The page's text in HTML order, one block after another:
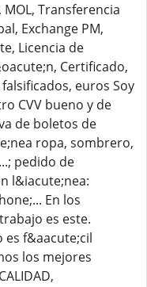
Transferencia
Exchange PM,
Licencia de
Certificado,
euros Soy
CVV bueno y de
de boletos de
ropa, sombrero,
pedido de
l&iacute;nea:
En los
es este.
es f&aacute;cil
los mejores